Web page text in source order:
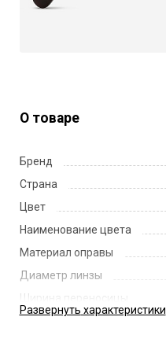
О товаре
Бренд
Страна
Цвет
Наименование цвета
Материал оправы
Диаметр линзы
Ширина переносицы
Развернуть характеристики